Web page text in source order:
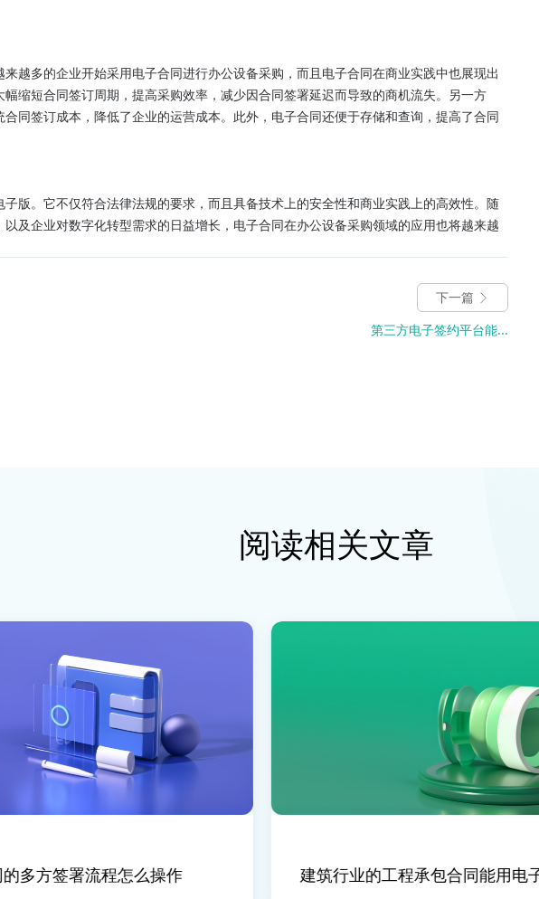
越多的企业开始采用电子合同进行办公设备采购，而且电子合同在商业实践中也展现出
缩短合同签订周期，提高采购效率，减少因合同签署延迟而导致的商机流失。另一方
同签订成本，降低了企业的运营成本。此外，电子合同还便于存储和查询，提高了合同
版。它不仅符合法律法规的要求，而且具备技术上的安全性和商业实践上的高效性。随
及企业对数字化转型需求的日益增长，电子合同在办公设备采购领域的应用也将越来越
下一篇
第三方电子签约平台能...
阅读相关文章
多方签署流程怎么操作 建筑行业的工程承包合同能用电子